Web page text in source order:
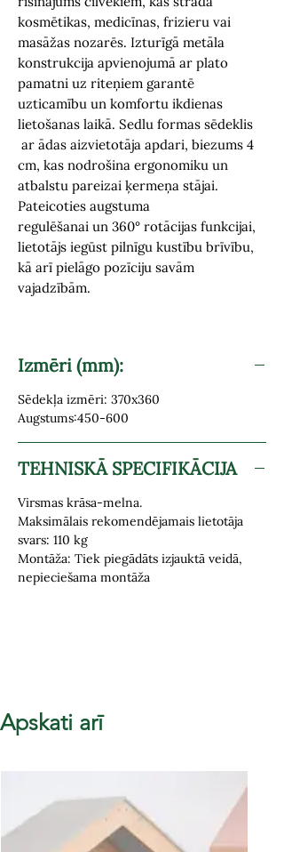
kosmētikas, medicīnas, frizieru vai
masāžas nozarēs. Izturīgā metāla
konstrukcija apvienojumā ar plato
pamatni uz riteņiem garantē
uzticamību un komfortu ikdienas
lietošanas laikā. Sedlu formas sēdeklis
ar ādas aizvietotāja apdari, biezums 4
cm, kas nodrošina ergonomiku un
atbalstu pareizai ķermeņa stājai.
Pateicoties augstuma
regulēšanai un 360° rotācijas funkcijai,
lietotājs iegūst pilnīgu kustību brīvību,
kā arī pielāgo pozīciju savām
vajadzībām.
Izmēri (mm):
Sēdekļa izmēri: 370x360
Augstums:450-600
TEHNISKĀ SPECIFIKĀCIJA
Virsmas krāsa-melna.
Maksimālais rekomendējamais lietotāja
svars: 110 kg
Montāža: Tiek piegādāts izjauktā veidā,
nepieciešama montāža
Apskati arī